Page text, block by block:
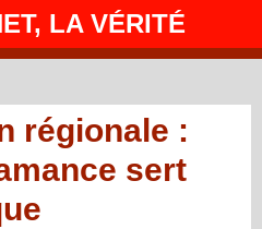
LA VÉRITÉ
régionale :
sert